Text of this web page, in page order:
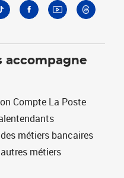
accompagne
Compte La Poste
métiers bancaires
métiers